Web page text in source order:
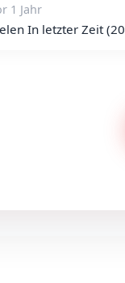
1 Jahr
In letzter Zeit